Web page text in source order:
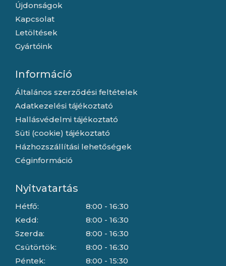
Újdonságok
Kapcsolat
Letöltések
Gyártóink
Információ
Általános szerződési feltételek
Adatkezelési tájékoztató
Hallásvédelmi tájékoztató
Süti (cookie) tájékoztató
Házhozszállítási lehetőségek
Céginformáció
Nyitvatartás
Hétfő:
Kedd:
Szerda:
Csütörtök:
Péntek:
8:00 - 16:30
8:00 - 16:30
8:00 - 16:30
8:00 - 16:30
8:00 - 15:30